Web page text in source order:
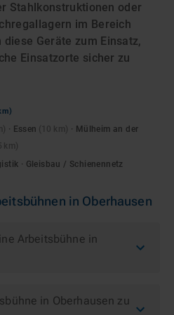
Stahlkonstruktionen oder
im Bereich
Geräte zum Einsatz,
Einsatzorte sicher zu
· Essen · Mülheim an der
· Gleisbau / Schienennetz
in Oberhausen
Arbeitsbühne in
in Oberhausen zu